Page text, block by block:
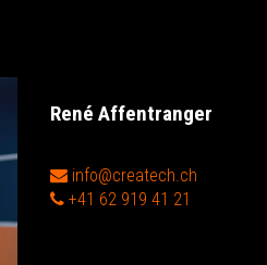
René Affentranger
info@createch.ch
+41 62 919 41 21